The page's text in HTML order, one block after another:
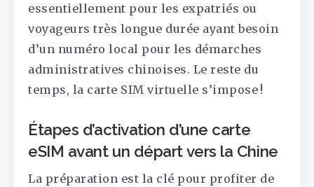
essentiellement pour les expatriés ou
voyageurs très longue durée ayant besoin
d’un numéro local pour les démarches
administratives chinoises. Le reste du
temps, la carte SIM virtuelle s’impose !
Étapes d’activation d’une carte
eSIM avant un départ vers la Chine
La préparation est la clé pour profiter de